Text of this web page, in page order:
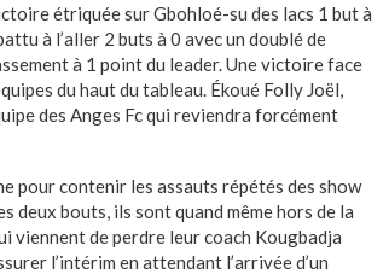
étriquée sur Gbohloé-su des lacs 1 but à
à l’aller 2 buts à 0 avec un doublé de
à 1 point du leader. Une victoire face
du haut du tableau. Ékoué Folly Joël,
des Anges Fc qui reviendra forcément
pour contenir les assauts répétés des show
deux bouts, ils sont quand même hors de la
viennent de perdre leur coach Kougbadja
l’intérim en attendant l’arrivée d’un